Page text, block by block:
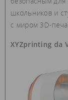
школьников и
с миром 3D-
XYZprinting da